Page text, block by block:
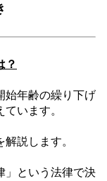
？
始年齢の繰り下げ
います。
説します。
」という法律で決